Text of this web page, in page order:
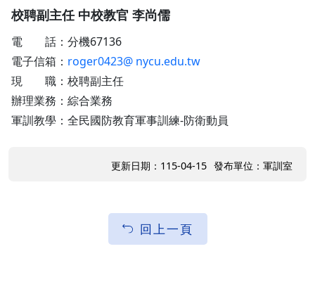
校聘副主任 中校教官 李尚儒
電 話：分機67136
電子信箱： roger0423@ nycu.edu.tw
現 職：校聘副主任
辦理業務：綜合業務
軍訓教學：全民國防教育軍事訓練-防衛動員
更新日期：115-04-15 發布單位：軍訓室
回上一頁